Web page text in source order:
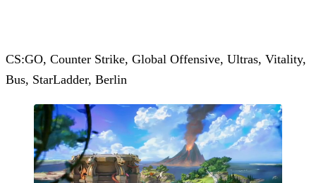
CS:GO, Counter Strike, Global Offensive, Ultras, Vitality,
Bus, StarLadder, Berlin